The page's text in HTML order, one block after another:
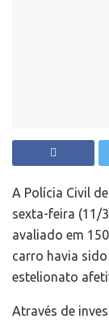
A Polícia Civil
sexta-feira (11/
avaliado em
carro havia
estelionato
Através de